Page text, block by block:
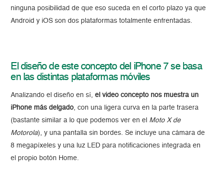
ninguna posibilidad de que eso suceda en el corto plazo ya que
Android y iOS son dos plataformas totalmente enfrentadas.
El diseño de este concepto del iPhone 7 se basa
en las distintas plataformas móviles
Analizando el diseño en sí,el video concepto nos muestra un
iPhone más delgado, con una ligera curva en la parte trasera
(bastante similar a lo que podemos ver en el Moto X de
Motorola), y una pantalla sin bordes. Se incluye una cámara de
8 megapíxeles y una luz LED para notificaciones integrada en
el propio botón Home.